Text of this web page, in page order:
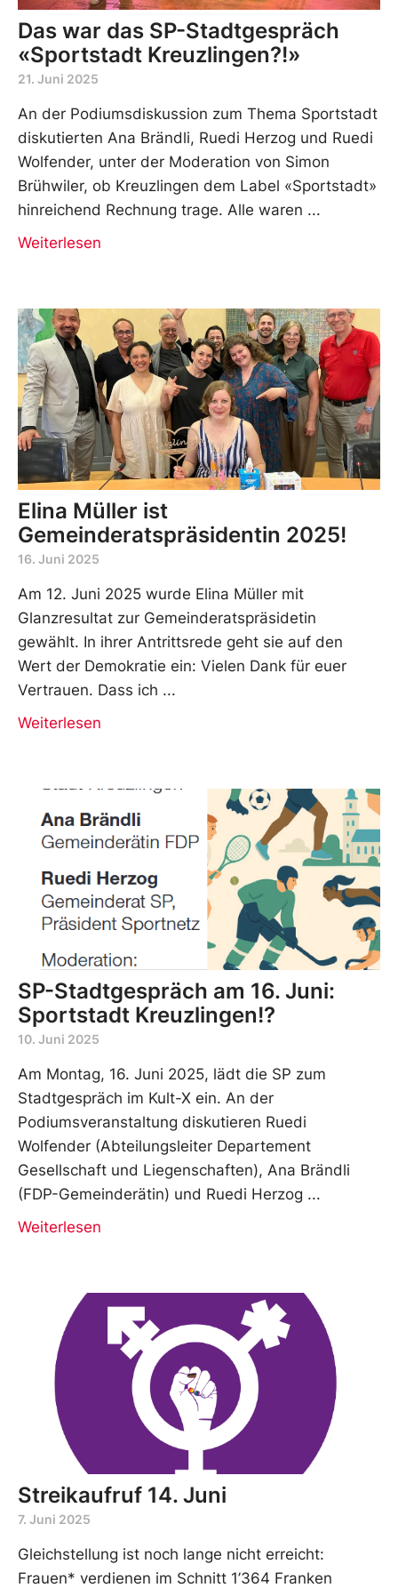
Das war das SP-Stadtgespräch
«Sportstadt Kreuzlingen?!»
21. Juni 2025
An der Podiumsdiskussion zum Thema Sportstadt
diskutierten Ana Brändli, Ruedi Herzog und Ruedi
Wolfender, unter der Moderation von Simon
Brühwiler, ob Kreuzlingen dem Label «Sportstadt»
hinreichend Rechnung trage. Alle waren
Weiterlesen
Elina Müller ist
Gemeinderatspräsidentin 2025!
16. Juni 2025
Am 12. Juni 2025 wurde Elina Müller mit
Glanzresultat zur Gemeinderatspräsidetin
gewählt. In ihrer Antrittsrede geht sie auf den
Wert der Demokratie ein: Vielen Dank für euer
Vertrauen. Dass ich
Weiterlesen
SP-Stadtgespräch am 16. Juni:
Sportstadt Kreuzlingen!?
10. Juni 2025
Am Montag, 16. Juni 2025, lädt die SP zum
Stadtgespräch im Kult-X ein. An der
Podiumsveranstaltung diskutieren Ruedi
Wolfender (Abteilungsleiter Departement
Gesellschaft und Liegenschaften), Ana Brändli
(FDP-Gemeinderätin) und Ruedi Herzog
Weiterlesen
Streikaufruf 14. Juni
7. Juni 2025
Gleichstellung ist noch lange nicht erreicht:
Frauen* verdienen im Schnitt 1’364 Franken